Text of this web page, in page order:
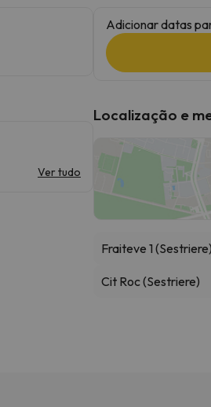
Ver tudo
Adicionar datas
Localização e
Fraiteve 1 (Sestriere)
Cit Roc (Sestriere)